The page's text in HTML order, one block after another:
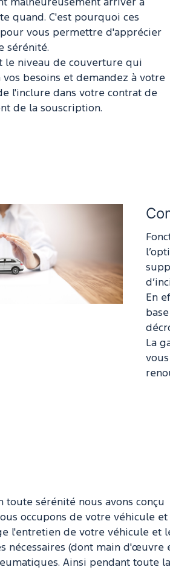
malheureusement arriver à
quand. C'est pourquoi ces
pour vous permettre d'apprécier
sérénité.
le niveau de couverture qui
besoins et demandez à votre
l'inclure dans votre contrat de
de la souscription.
En
La
toute sérénité nous avons conçu
occupons de votre véhicule et
l'entretien de votre véhicule et
nécessaires (dont main d'œuvre
Ainsi pendant toute la